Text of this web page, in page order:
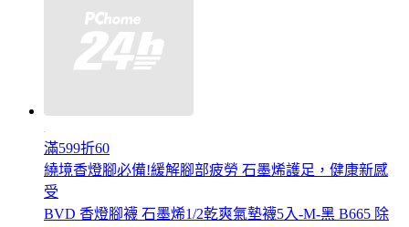
滿599折60
繞境香燈腳必備!緩解腳部疲勞 石墨烯護足，健康新感
受
BVD 香燈腳襪 石墨烯1/2乾爽氣墊襪5入-M-黑 B665 除